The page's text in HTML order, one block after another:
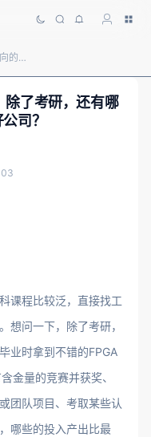
作为FPGA/IC方向的本科生，除了考研，还有哪些途径可以提升竞争力进入好公司？
了考研，还有哪
司？
课程比较泛，直接找工
想问一下，除了考研，
业时拿到不错的FPGA
金量的竞赛并获奖、
团队项目、考取某些认
哪些的投入产出比最